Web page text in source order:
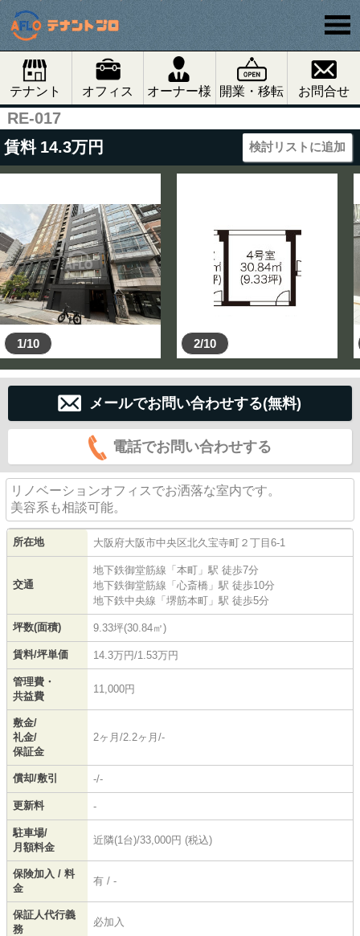
テナント オフィス オーナー様 開業・移転 お問合せ
RE-017
賃料 14.3万円 検討リストに追加
1/10 2/10
メールでお問い合わせする(無料)
電話でお問い合わせする
リノベーションオフィスでお洒落な室内です。
美容系も相談可能。
所在地 大阪府大阪市中央区北久宝寺町 ２丁目6-1
交通
地下鉄御堂筋線 「本町 」駅 徒歩7分
地下鉄御堂筋線 「心斎橋 」駅 徒歩10分
地下鉄中央線 「堺筋本町 」駅 徒歩5分
坪数(面積) 9.33坪(30.84㎡)
賃料/坪単価 14.3万円/1.53万円
管理費・
共益費
11,000円
敷金/
礼金/
保証金
2ヶ月/2.2ヶ月/-
償却/敷引 -/-
更新料 -
駐車場/
月額料金
近隣(1台)/33,000円 (税込)
保険加入 / 料
金
有 / -
保証人代行義
務
必加入